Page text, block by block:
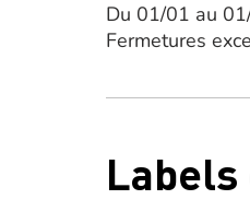
Du 01/01 au
Fermetures